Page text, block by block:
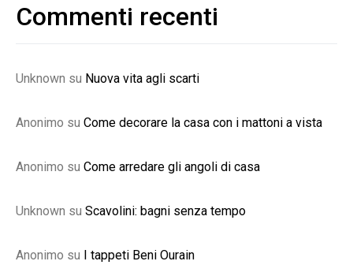
Commenti recenti
Unknown su Nuova vita agli scarti
Anonimo su Come decorare la casa con i mattoni a vista
Anonimo su Come arredare gli angoli di casa
Unknown su Scavolini: bagni senza tempo
Anonimo su I tappeti Beni Ourain